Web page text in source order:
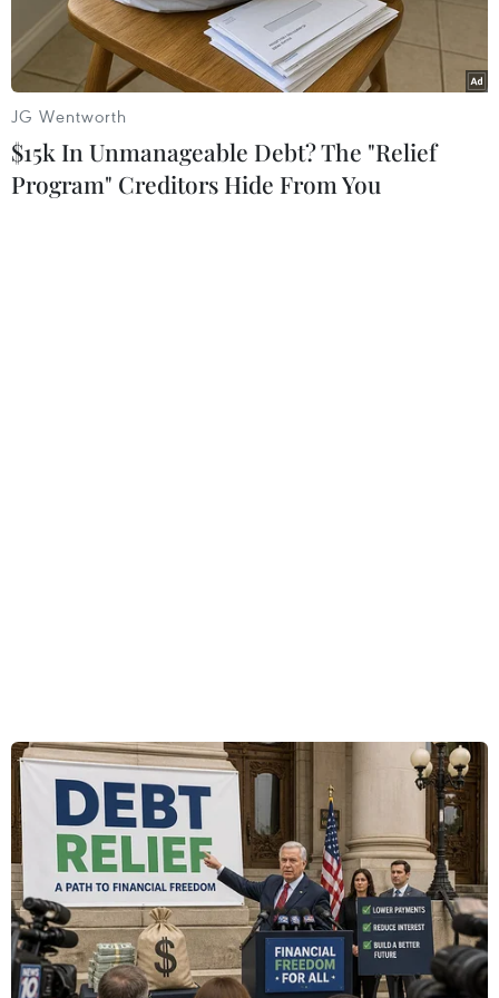
phụ nữ phát triển kinh tế, nhận nuôi các trẻ em
mồ côi do ảnh hưởng của dịch COVID-19...
[Tân Miss Grand International và chuỗi hoạt
động ý nghĩa tại Nam Mỹ]
Đương kim Miss Grand International cũng vừa
chính thức công bố những thông tin tiếp nối dự
án thiện nguyện tại châu Phi: “Tiên quyết định
sẽ xây hai giếng nước sạch tặng cho người dân
JG Wentworth
$15k In Unmanageable Debt? The "Relief
Program" Creditors Hide From You